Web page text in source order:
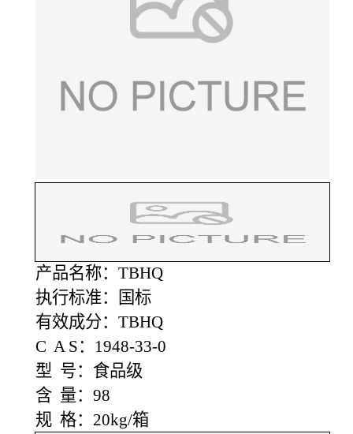
产品名称：TBHQ
执行标准：国标
有效成分：TBHQ
C A S：1948-33-0
型 号：食品级
含 量：98
规 格：20kg/箱